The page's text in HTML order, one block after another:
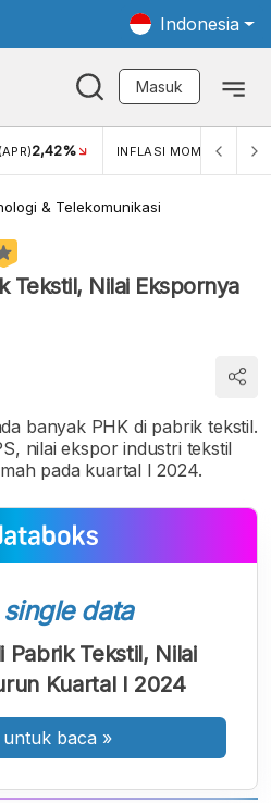
Indonesia
Masuk
2,42% INFLASI MOM (MAR)
& Telekomunikasi
Tekstil, Nilai Ekspornya
banyak PHK di pabrik tekstil.
nilai ekspor industri tekstil
pada kuartal I 2024.
single data
Pabrik Tekstil, Nilai
Kuartal I 2024
baca »